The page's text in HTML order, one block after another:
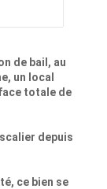
de bail, au
un local
totale de
depuis
ce bien se